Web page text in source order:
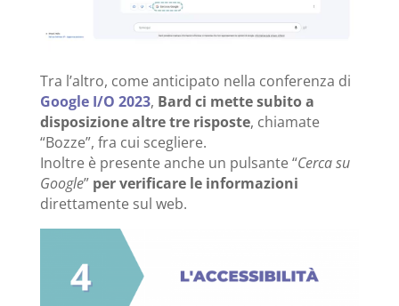
Tra l’altro, come anticipato nella conferenza di
Google I/O 2023, Bard ci mette subito a
disposizione altre tre risposte, chiamate
“Bozze”, fra cui scegliere.
Inoltre è presente anche un pulsante “Cerca su
Google” per verificare le informazioni
direttamente sul web.